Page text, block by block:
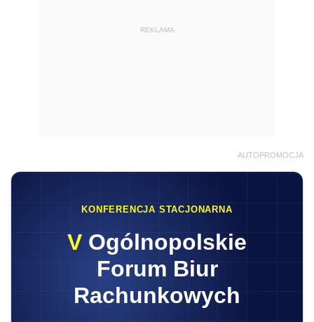
REKLAMA
AUTOPROMOCJA
KONFERENCJA STACJONARNA
V Ogólnopolskie
Forum Biur
Rachunkowych